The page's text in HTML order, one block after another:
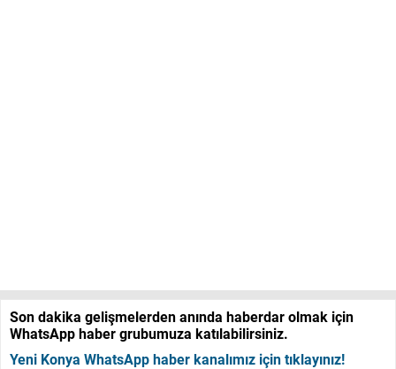
Son dakika gelişmelerden anında haberdar olmak için
WhatsApp haber grubumuza katılabilirsiniz.
Yeni Konya WhatsApp haber kanalımız için tıklayınız!